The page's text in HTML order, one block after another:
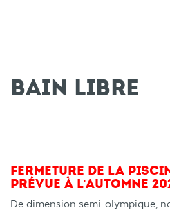
Bain libre
Fermeture de la
prévue à l'Automne
De dimension semi-olympique,